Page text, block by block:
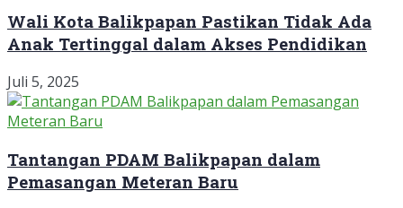
Wali Kota Balikpapan Pastikan Tidak Ada
Anak Tertinggal dalam Akses Pendidikan
Juli 5, 2025
Tantangan PDAM Balikpapan dalam
Pemasangan Meteran Baru